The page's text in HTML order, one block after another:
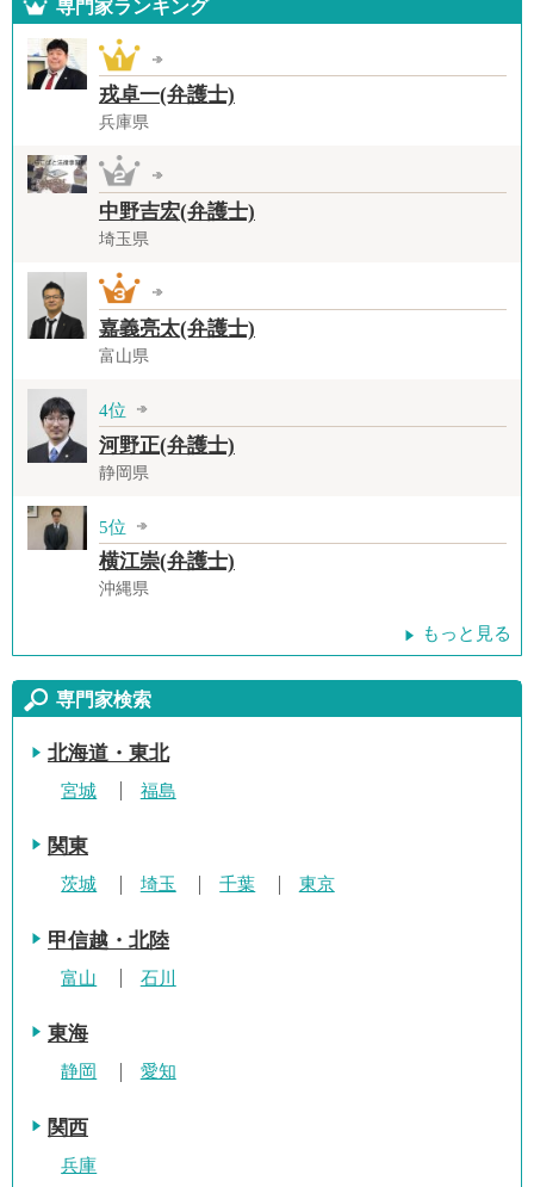
専門家ランキング
戎卓一(弁護士)
兵庫県
中野吉宏(弁護士)
埼玉県
嘉義亮太(弁護士)
富山県
4位
河野正(弁護士)
静岡県
5位
横江崇(弁護士)
沖縄県
もっと見る
専門家検索
北海道・東北
宮城 福島
関東
茨城 埼玉 千葉 東京
甲信越・北陸
富山 石川
東海
静岡 愛知
関西
兵庫